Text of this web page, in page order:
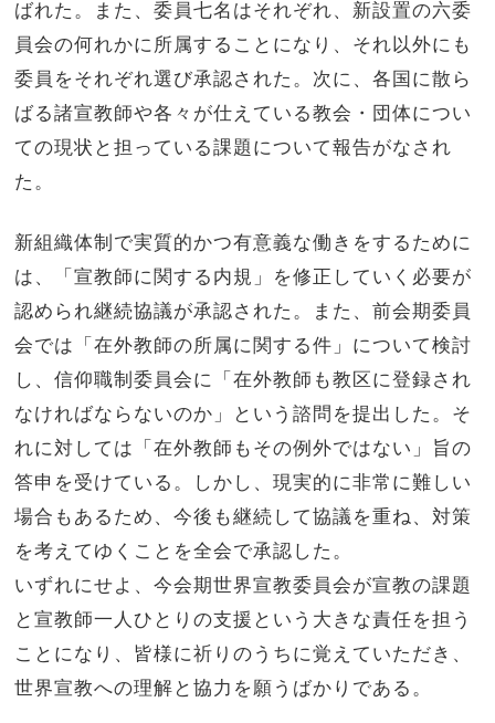
ばれた。また、委員七名はそれぞれ、新設置の六委
員会の何れかに所属することになり、それ以外にも
委員をそれぞれ選び承認された。次に、各国に散ら
ばる諸宣教師や各々が仕えている教会・団体につい
ての現状と担っている課題について報告がなされ
た。
新組織体制で実質的かつ有意義な働きをするために
は、「宣教師に関する内規」を修正していく必要が
認められ継続協議が承認された。また、前会期委員
会では「在外教師の所属に関する件」について検討
し、信仰職制委員会に「在外教師も教区に登録され
なければならないのか」という諮問を提出した。そ
れに対しては「在外教師もその例外ではない」旨の
答申を受けている。しかし、現実的に非常に難しい
場合もあるため、今後も継続して協議を重ね、対策
を考えてゆくことを全会で承認した。
いずれにせよ、今会期世界宣教委員会が宣教の課題
と宣教師一人ひとりの支援という大きな責任を担う
ことになり、皆様に祈りのうちに覚えていただき、
世界宣教への理解と協力を願うばかりである。